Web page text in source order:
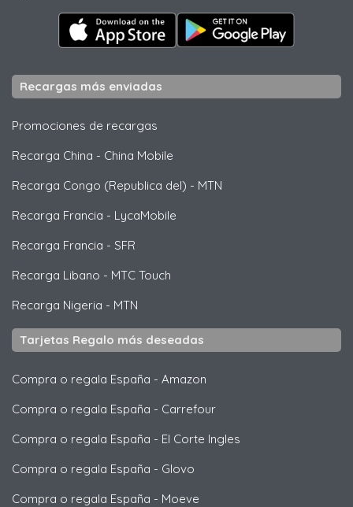
Recargas más enviadas
Promociones de recargas
Recarga China - China Mobile
Recarga Congo (Republica del) - MTN
Recarga Francia - LycaMobile
Recarga Francia - SFR
Recarga Libano - MTC Touch
Recarga Nigeria - MTN
Tarjetas Regalo más deseadas
Compra o regala España - Amazon
Compra o regala España - Carrefour
Compra o regala España - El Corte Ingles
Compra o regala España - Glovo
Compra o regala España - Moeve